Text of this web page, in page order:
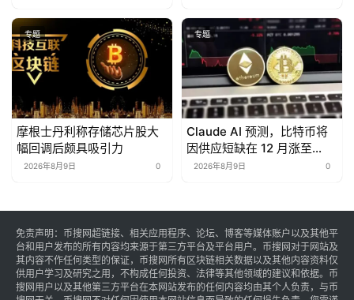
专题
摩根士丹利称存储芯片股大
幅回调后颇具吸引力
2026年8月9日 0
专题
Claude AI 预测，比特币将
因供应短缺在 12 月涨至
150,000 美元
2026年8月9日 0
免责声明：币搜网超链接、相关应用程序、论坛、博客等媒体账户以及其他平
台和用户发布的所有内容均来源于第三方平台及平台用户。币搜网对于网站及
其内容不作任何类型的保证，币搜网所有区块链相关数据以及其他内容资料仅
供用户学习及研究之用，不构成任何投资、法律等其他领域的建议和依据。币
搜网用户以及其他第三方平台在本网站发布的任何内容均由其个人负责，与币